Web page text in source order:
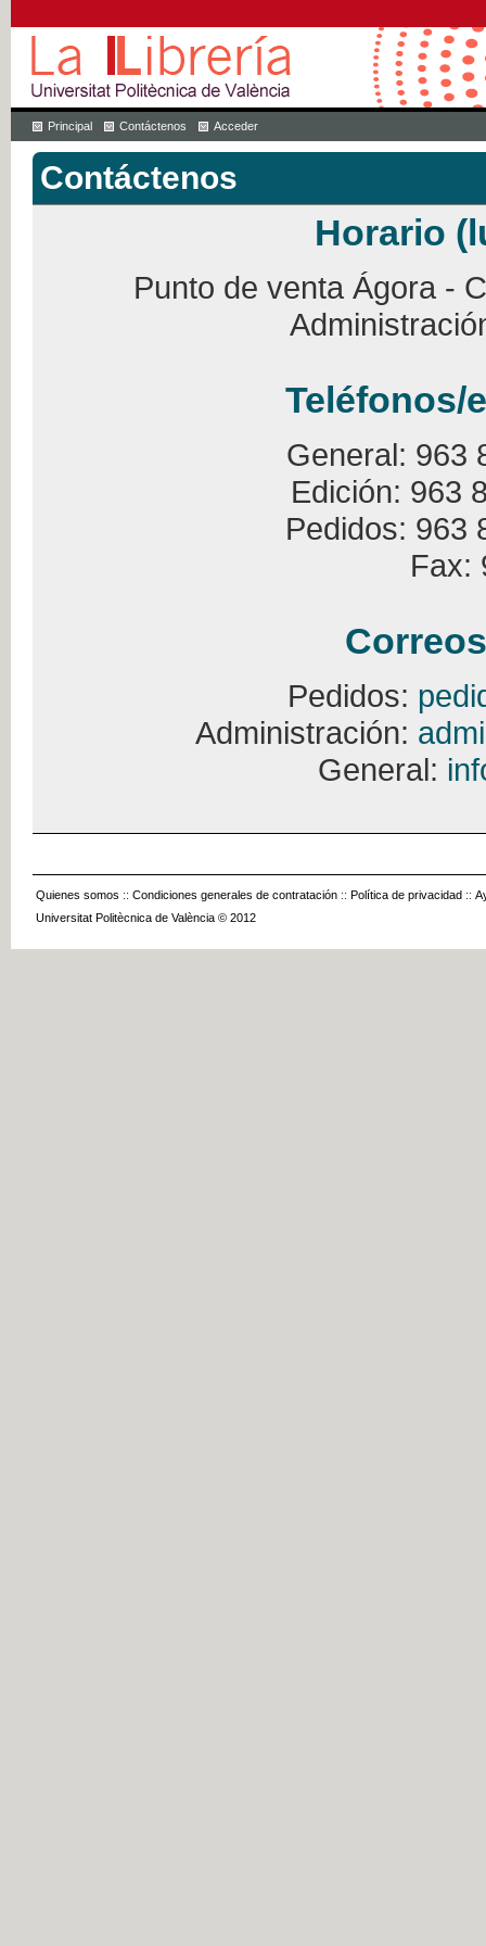
Principal Contáctenos Acceder
Contáctenos
Horario
Punto de venta Ágora -
Teléfonos/
General: 963
Edición: 963
Pedidos: 963
Fax:
Pedidos:
Administración:
General:
Quienes somos :: Condiciones generales de contratación :: Política de privacidad ::
Universitat Politècnica de València © 2012